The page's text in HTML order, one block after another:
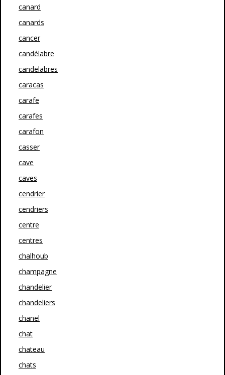
canard
canards
cancer
candélabre
candelabres
caracas
carafe
carafes
carafon
casser
cave
caves
cendrier
cendriers
centre
centres
chalhoub
champagne
chandelier
chandeliers
chanel
chat
chateau
chats